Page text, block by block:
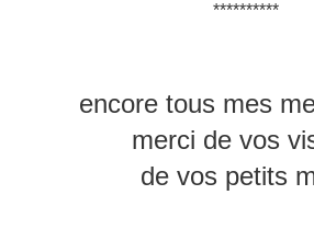
**********
encore tous mes
merci de vos
de vos petits